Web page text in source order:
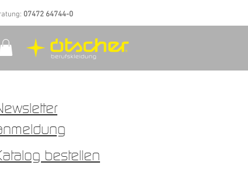
07472 64744-0
bestellen